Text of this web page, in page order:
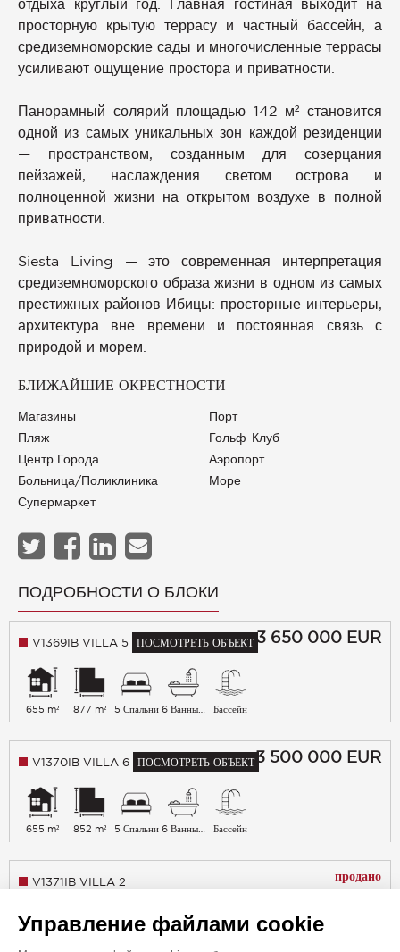
отдыха круглый год. Главная гостиная выходит на
просторную крытую террасу и частный бассейн, а
средиземноморские сады и многочисленные террасы
усиливают ощущение простора и приватности.
Панорамный солярий площадью 142 м² становится
одной из самых уникальных зон каждой резиденции
— пространством, созданным для созерцания
пейзажей, наслаждения светом острова и
полноценной жизни на открытом воздухе в полной
приватности.
Siesta Living — это современная интерпретация
средиземноморского образа жизни в одном из самых
престижных районов Ибицы: просторные интерьеры,
архитектура вне времени и постоянная связь с
природой и морем.
БЛИЖАЙШИЕ ОКРЕСТНОСТИ
Магазины
Пляж
Центр Города
Больница/Поликлиника
Супермаркет
Порт
Гольф-Клуб
Аэропорт
Море
ПОДРОБНОСТИ О БЛОКИ
3 650 000 EUR
V1369IB VILLA 5 ПОСМОТРЕТЬ ОБЪЕКТ
655 m² 877 m² 5 Спальни 6 Ванные комнаты Бассейн
3 500 000 EUR
V1370IB VILLA 6 ПОСМОТРЕТЬ ОБЪЕКТ
655 m² 852 m² 5 Спальни 6 Ванные комнаты Бассейн
продано
V1371IB VILLA 2
655 m² 5 Спальни
Управление файлами cookie